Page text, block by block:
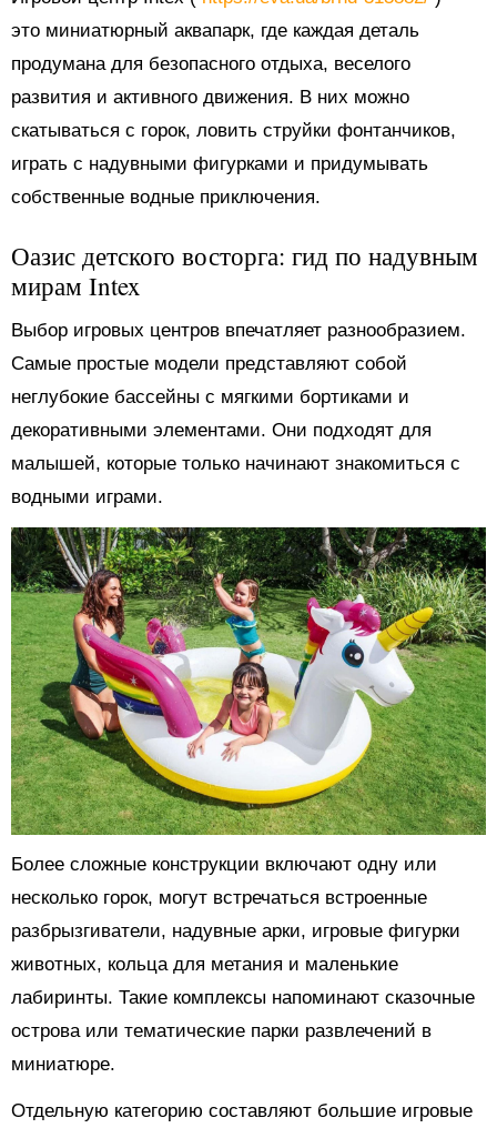
это миниатюрный аквапарк, где каждая деталь
продумана для безопасного отдыха, веселого
развития и активного движения. В них можно
скатываться с горок, ловить струйки фонтанчиков,
играть с надувными фигурками и придумывать
собственные водные приключения.
Оазис детского восторга: гид по надувным
мирам Intex
Выбор игровых центров впечатляет разнообразием.
Самые простые модели представляют собой
неглубокие бассейны с мягкими бортиками и
декоративными элементами. Они подходят для
малышей, которые только начинают знакомиться с
водными играми.
Более сложные конструкции включают одну или
несколько горок, могут встречаться встроенные
разбрызгиватели, надувные арки, игровые фигурки
животных, кольца для метания и маленькие
лабиринты. Такие комплексы напоминают сказочные
острова или тематические парки развлечений в
миниатюре.
Отдельную категорию составляют большие игровые